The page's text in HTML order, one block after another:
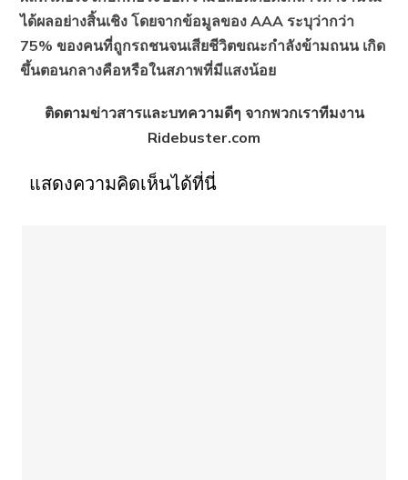
ได้ผลอย่างสิ้นเชิง โดยจากข้อมูลของ AAA ระบุว่ากว่า
75% ของคนที่ถูกรถชนจนเสียชีวิตขณะกำลังข้ามถนน เกิด
ขึ้นตอนกลางคือหรือในสภาพที่มีแสงน้อย
ติดตามข่าวสารและบทความดีๆ จากพวกเราทีมงาน
Ridebuster.com
แสดงความคิดเห็นได้ที่นี่